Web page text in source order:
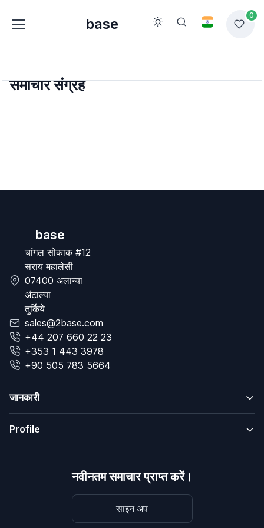
base
0
समाचार संग्रह
base
चांगल सोकाक #12
सराय महालेसी
07400 अलान्या
अंटाल्या
तुर्किये
sales@2base.com
+44 207 660 22 23
+353 1 443 3978
+90 505 783 5664
जानकारी
Profile
नवीनतम समाचार प्राप्त करें।
साइन अप